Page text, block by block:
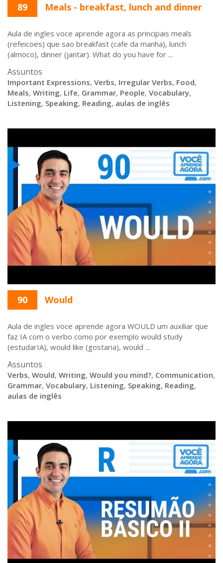
89 Meals - breakfast, lunch and dinner
Aula de ingles voce aprende agora as principais meals
(refeicoes) que sao breakfast (cafe da manha), lunch
(almoco), dinner (jantar). What do you have for ...
Assuntos
Important Expressions, Verbs, Irregular Verbs, Food,
Meals, Writing, Life, Grammar, People, Vocabulary,
Listening, Speaking, Reading, aulas de inglês
90 Would
Aula de ingles voce aprende agora WOULD um auxiliar que
faz IA com o verbo como por exemplo would study
(estudarIA), would like (gostaria), would ...
Assuntos
Verbs, Would, Writing, Would you mind?, Communication,
Grammar, Vocabulary, Listening, Speaking, Reading,
aulas de inglês